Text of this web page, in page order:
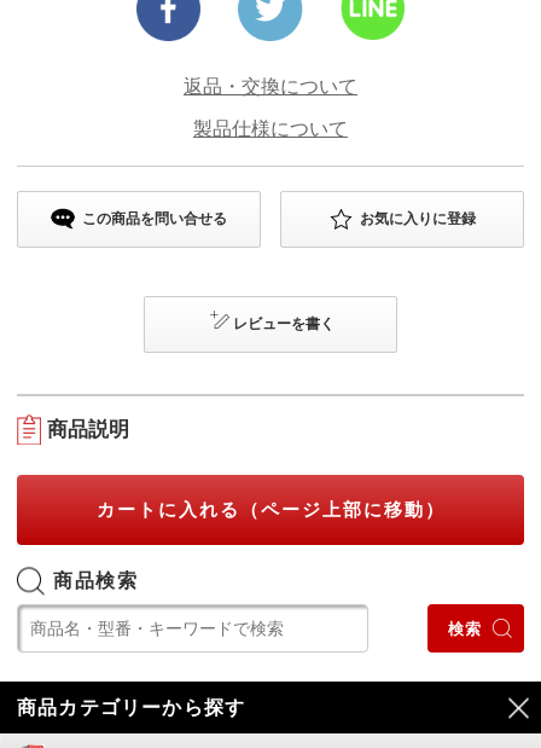
返品・交換について
製品仕様について
この商品を問い合せる お気に入りに登録
レビューを書く
商品説明
カートに入れる（ページ上部に移動）
商品検索
商品カテゴリーから探す